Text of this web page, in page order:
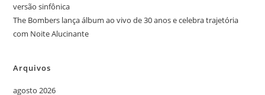
versão sinfônica
The Bombers lança álbum ao vivo de 30 anos e celebra trajetória
com Noite Alucinante
Arquivos
agosto 2026